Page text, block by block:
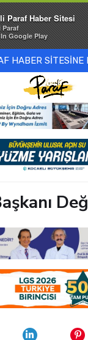
HABER SİTESİNE
Paraf Haber Sitesi
Paraf
Google Play